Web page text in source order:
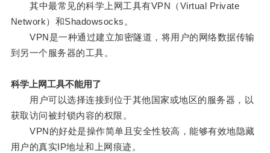
其中最常见的科学上网工具有VPN（Virtual Private
Network）和Shadowsocks。
VPN是一种通过建立加密隧道，将用户的网络数据传输
到另一个服务器的工具。
科学上网工具不能用了
用户可以选择连接到位于其他国家或地区的服务器，以
获取访问被封锁内容的权限。
VPN的好处是操作简单且安全性较高，能够有效地隐藏
用户的真实IP地址和上网痕迹。